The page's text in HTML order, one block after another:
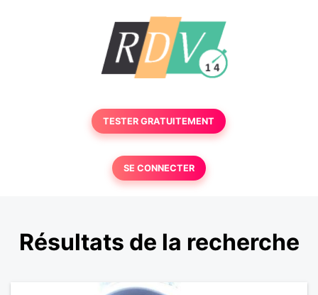
TESTER GRATUITEMENT
SE CONNECTER
Résultats de la recherche